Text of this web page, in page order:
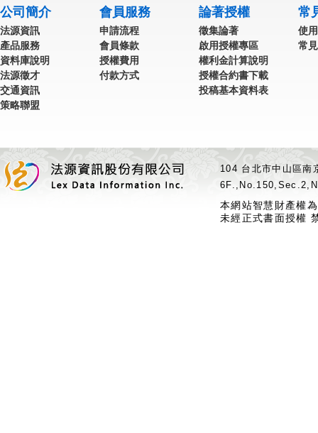
公司簡介
法源資訊
產品服務
資料庫說明
法源徵才
交通資訊
策略聯盟
會員服務
申請流程
會員條款
授權費用
付款方式
論著授權
徵集論著
啟用授權專區
權利金計算說明
授權合約書下載
投稿基本資料表
常
使
常
104 台北市中山區
本網站智慧財產權
未經正式書面授權